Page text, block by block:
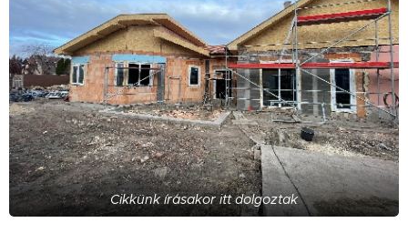
Cikkünk írásakor itt dolgoztak